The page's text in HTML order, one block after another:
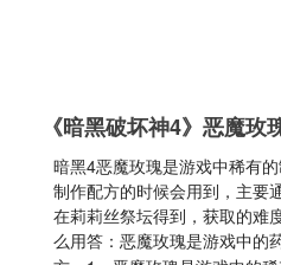
《暗黑破坏神4》恶魔玫
暗黑4恶魔玫瑰是游戏中稀有
制作配方的时候会用到，主要
在莉莉丝祭坛得到，获取的难
么用答：恶魔玫瑰是游戏中的